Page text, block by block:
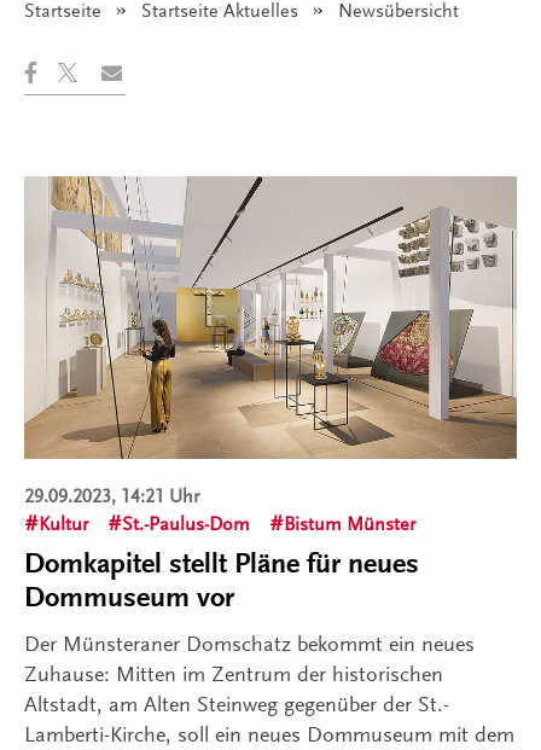
Startseite Startseite Aktuelles Angezeigt:
Newsübersicht
29.09.2023, 14:21 Uhr
Kultur
St.-Paulus-Dom Bistum Münster
Domkapitel stellt Pläne für neues
Dommuseum vor
Der Münsteraner Domschatz bekommt ein neues
Zuhause: Mitten im Zentrum der historischen
Altstadt, am Alten Steinweg gegenüber der St.-
Lamberti-Kirche, soll ein neues Dommuseum mit dem